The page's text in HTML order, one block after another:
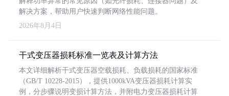
解决方案，帮助用户快速判断网络性能问题。
2026年8月4日
干式变压器损耗标准一览表及计算方法
本文详细解析干式变压器空载损耗、负载损耗的国家标准
（GB/T 10228-2015），提供1000kVA变压器损耗计算实
例，分步骤说明变损计算方法，并附电力变压器损耗计算